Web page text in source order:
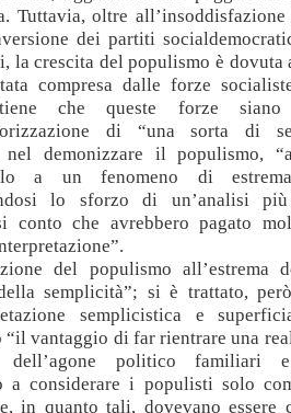
Tuttavia, oltre
dei partiti
la crescita del populismo è dovuta
compresa dalle forze
che queste forze siano
di “una sorta di
nel demonizzare il populismo,
a un fenomeno di
lo sforzo di un’analisi
conto che avrebbero pagato
del populismo all’estrema
semplicità”; si è trattato,
semplicistica e
“il vantaggio di far rientrare una
dell’agone politico familiari e
a considerare i populisti solo
in quanto tali, dovevano essere